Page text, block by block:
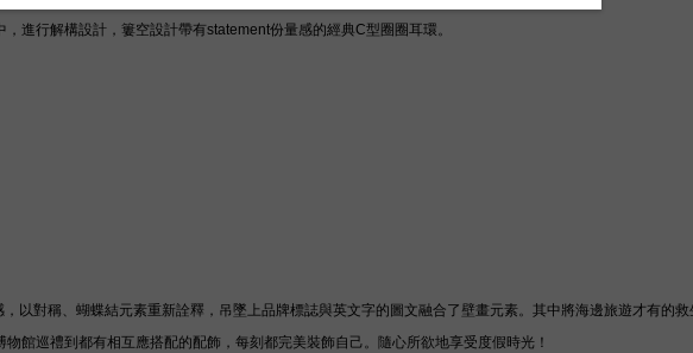
，進行解構設計，簍空設計帶有statement份量感的經典C型圈圈耳環。
以對稱、蝴蝶結元素重新詮釋，吊墜上品牌標誌與英文字的圖文融合了壁畫元素。其中將海邊旅遊才有的
館巡禮到都有相互應搭配的配飾，每刻都完美裝飾自己。隨心所欲地享受度假時光！